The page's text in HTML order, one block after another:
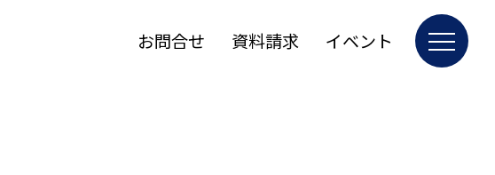
お問合せ 資料請求 イベント